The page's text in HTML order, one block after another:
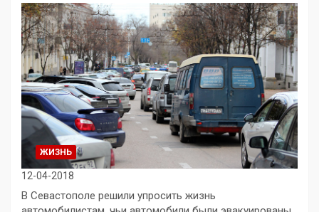
ЖИЗНЬ
12-04-2018
В Севастополе решили упросить жизнь